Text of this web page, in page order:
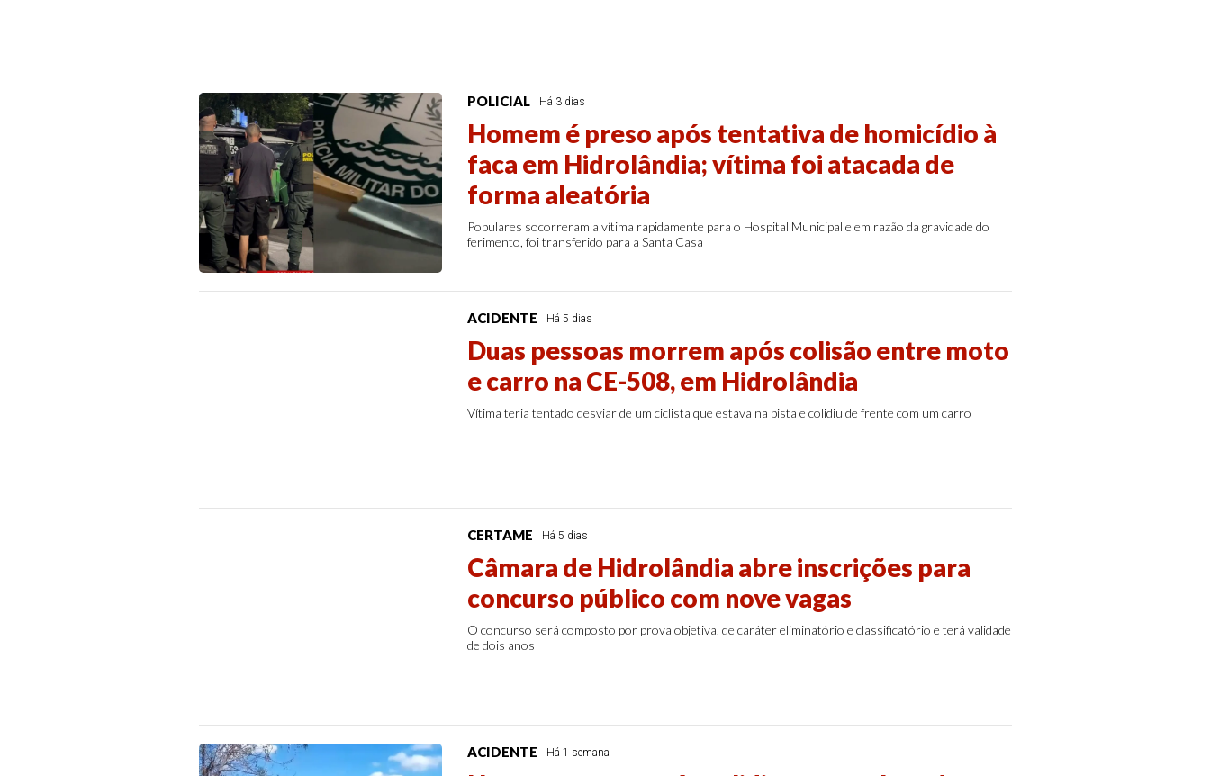
POLICIAL Há 3 dias
Homem é preso após tentativa de homicídio à
faca em Hidrolândia; vítima foi atacada de
forma aleatória
Populares socorreram a vítima rapidamente para o Hospital Municipal e em razão da gravidade do
ferimento, foi transferido para a Santa Casa
ACIDENTE Há 5 dias
Duas pessoas morrem após colisão entre moto
e carro na CE-508, em Hidrolândia
Vítima teria tentado desviar de um ciclista que estava na pista e colidiu de frente com um carro
CERTAME Há 5 dias
Câmara de Hidrolândia abre inscrições para
concurso público com nove vagas
O concurso será composto por prova objetiva, de caráter eliminatório e classificatório e terá validade
de dois anos
ACIDENTE Há 1 semana